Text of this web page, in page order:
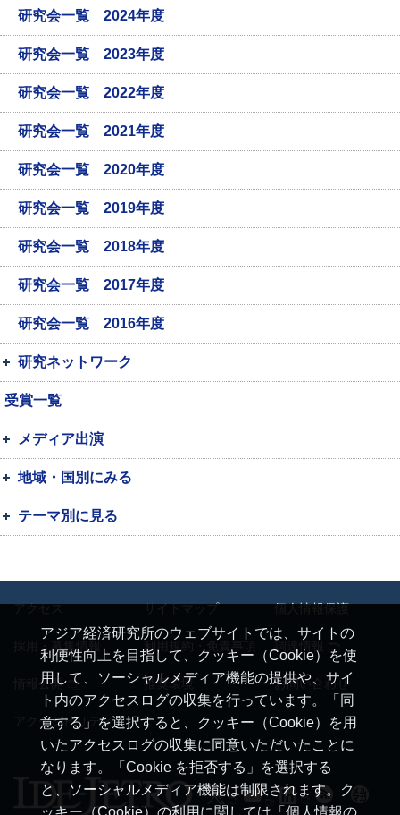
研究会一覧 2024年度
研究会一覧 2023年度
研究会一覧 2022年度
研究会一覧 2021年度
研究会一覧 2020年度
研究会一覧 2019年度
研究会一覧 2018年度
研究会一覧 2017年度
研究会一覧 2016年度
研究ネットワーク
受賞一覧
メディア出演
地域・国別にみる
テーマ別に見る
アジア経済研究所のウェブサイトでは、サイトの
利便性向上を目指して、クッキー（Cookie）を使
用して、ソーシャルメディア機能の提供や、サイ
ト内のアクセスログの収集を行っています。「同
意する」を選択すると、クッキー（Cookie）を用
いたアクセスログの収集に同意いただいたことに
なります。「Cookie を拒否する」を選択する
と、ソーシャルメディア機能は制限されます。ク
ッキー（Cookie）の利用に関しては「個人情報の
アクセス サイトマップ 個人情報保護
採用・募集情報 利用規約・免責事項
情報公開 推奨環境 お問い合わせ
アクセシビリティ